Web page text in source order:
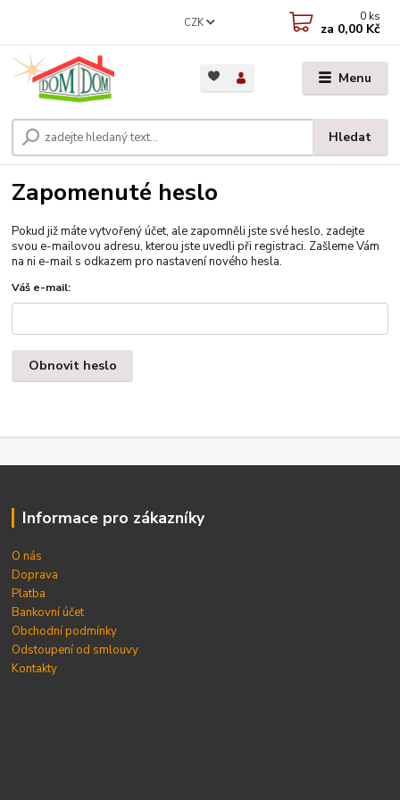
Menu
CZK
Hledat
0 ks
za 0,00 Kč
Zapomenuté heslo
Pokud již máte vytvořený účet, ale zapomněli jste své heslo, zadejte
svou e-mailovou adresu, kterou jste uvedli při registraci. Zašleme Vám
na ni e-mail s odkazem pro nastavení nového hesla.
Váš e-mail:
Obnovit heslo
Informace pro zákazníky
O nás
Doprava
Platba
Bankovní účet
Obchodní podmínky
Odstoupení od smlouvy
Kontakty